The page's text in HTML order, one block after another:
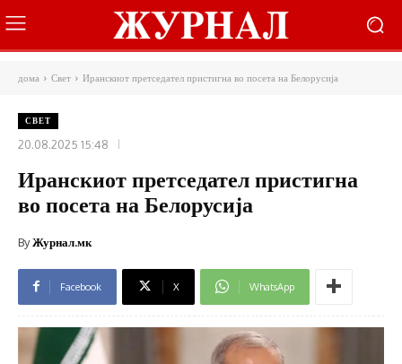
дома Свет Иранскиот претседател пристигна во посета на Белорусија
СВЕТ
20.08.2025 15:48
Иранскиот претседател пристигна
во посета на Белорусија
ByЖурнал.мк
Facebook X WhatsApp